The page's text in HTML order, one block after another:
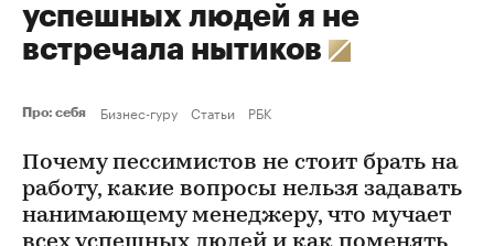
успешных людей я не
встречала нытиков
Про: себя Бизнес-гуру Статьи РБК
Почему пессимистов не стоит брать на
работу, какие вопросы нельзя задавать
нанимающему менеджеру, что мучает